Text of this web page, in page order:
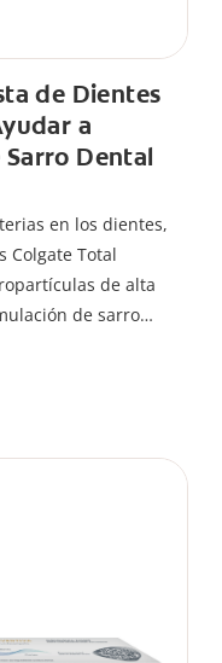
de Dientes
a
Dental
en los dientes,
Colgate Total
de alta
de sarro